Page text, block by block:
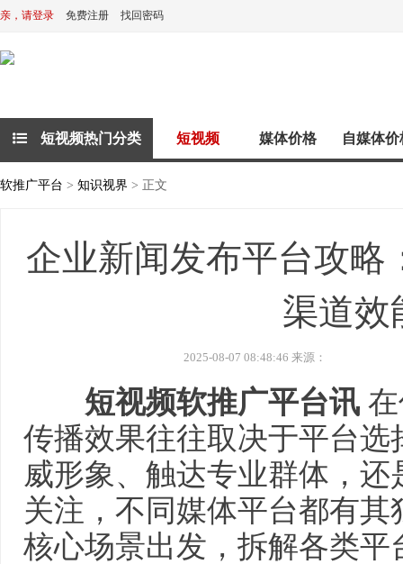
亲，请登录 免费注册 找回密码
短视频热门分类 短视频 媒体价格 自媒体价
软推广平台 > 知识视界 > 正文
企业新闻发布平台攻略
渠道效
2025-08-07 08:48:46 来源：
短视频软推广平台讯
传播效果往往取决于平台
威形象、触达专业群体，
关注，不同媒体平台都有其
核心场景出发，拆解各类